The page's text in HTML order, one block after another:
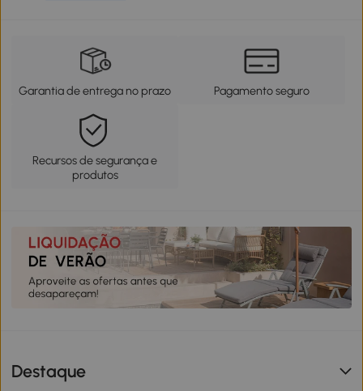
Garantia de entrega no prazo Pagamento seguro
Recursos de segurança e
produtos
Destaque